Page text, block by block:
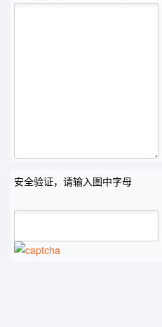
安全验证，请输入图中字母